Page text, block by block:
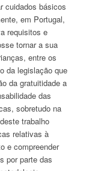
cuidados básicos
em Portugal,
requisitos e
tornar a sua
entre os
da legislação que
da gratuitidade a
das
sobretudo na
trabalho
relativas à
e compreender
por parte das